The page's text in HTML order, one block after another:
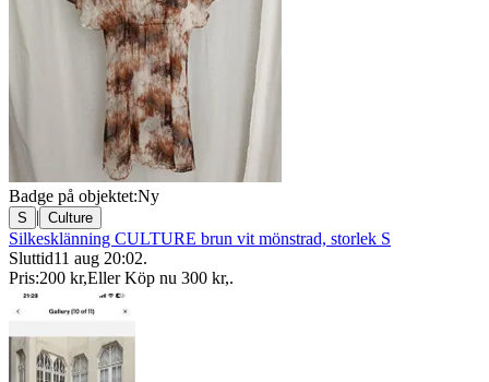
Badge på objektet:Ny
S | Culture
Silkesklänning CULTURE brun vit mönstrad, storlek S
Sluttid11 aug 20:02.
Pris:200 kr,Eller Köp nu 300 kr,.